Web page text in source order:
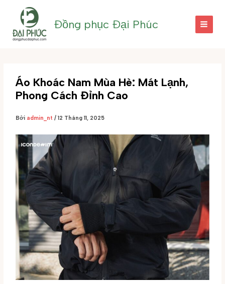
dung
Đồng phục Đại Phúc
Áo Khoác Nam Mùa Hè: Mát Lạnh,
Phong Cách Đỉnh Cao
Bởi admin_nt/12 Tháng 11, 2025